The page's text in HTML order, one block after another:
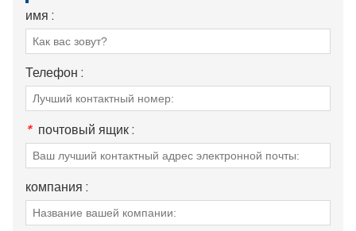
имя :
Телефон :
* почтовый ящик :
компания :